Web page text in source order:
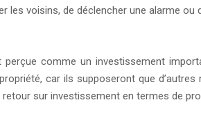
les voisins, de déclencher une alarme ou
perçue comme un investissement
car ils supposeront que
sur investissement en termes de